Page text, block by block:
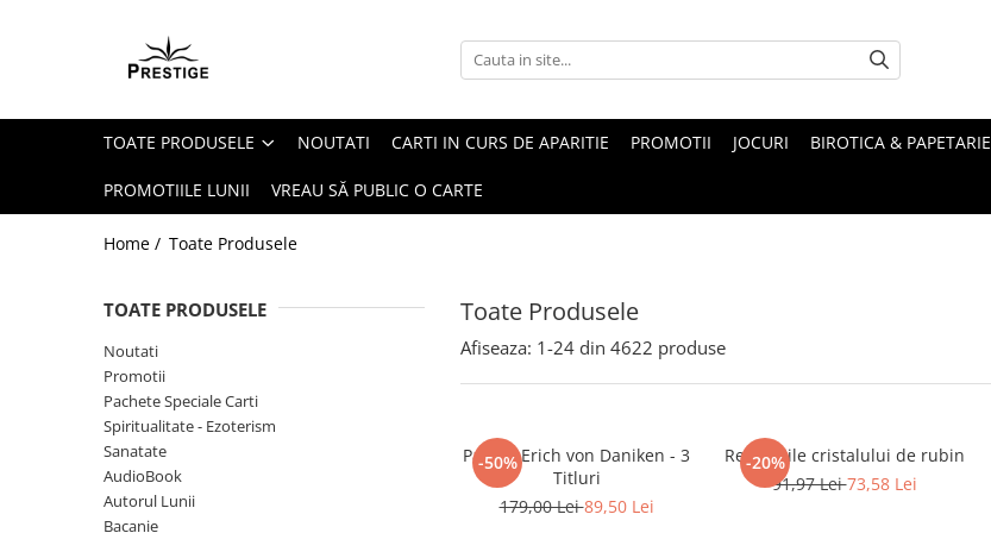
Toate Produsele
Pachete Speciale Carti
Spiritualitate - Ezoterism
AngelConnection
Chiromantie
Dezvoltare Spirituala
KidConnection
Minte Corp
New Illuminati Files
TOATE PRODUSELE NOUTATI CARTI IN CURS DE APARITIE PROMOTII JOCURI BIROTICA & PAPETARIE
PROMOTIILE LUNII VREAU SĂ PUBLIC O CARTE
Home / Toate Produsele
Toate Produsele
TOATE PRODUSELE
Noutati
Promotii
Pachete Speciale Carti
Spiritualitate - Ezoterism
Sanatate
AudioBook
Autorul Lunii
Bacanie
Afiseaza: 1-24 din 4622 produse
-50%
Pachet Erich von Daniken - 3
Titluri
179,00 Lei89,50 Lei
-20%
Revelatiile cristalului de rubin
91,97 Lei73,58 Lei